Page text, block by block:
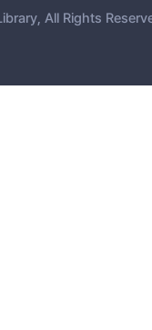
All Rights